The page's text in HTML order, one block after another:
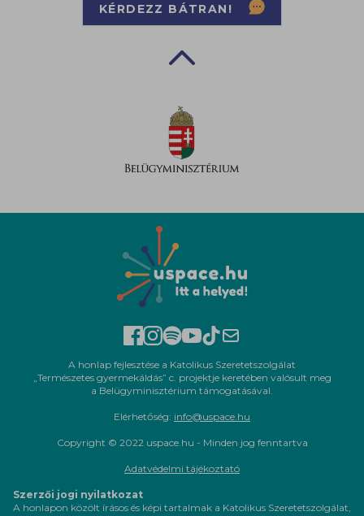
KÉRDEZZ BÁTRAN!
A honlap fejlesztése a Katolikus Szeretetszolgálat
„Természetes gyermekáldás” c. projektje keretében valósult meg
a Belügyminisztérium támogatásával.
Elérhetőség: info@uspace.hu
Copyright © 2022 uspace.hu - Minden jog fenntartva
Adatvédelmi tájékoztató
Szerzői jogi nyilatkozat
A honlapon közölt írásos és képi tartalmak a Katolikus Szeretetszolgálat,